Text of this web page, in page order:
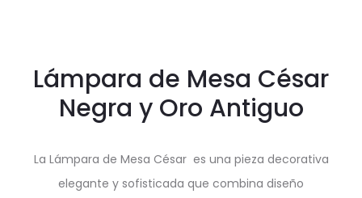
Lámpara de Mesa César
Negra y Oro Antiguo
La Lámpara de Mesa César es una pieza decorativa
elegante y sofisticada que combina diseño